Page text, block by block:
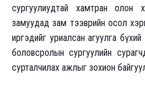
сургуулиудтай хамтран олон
замуудад зам тээврийн осол
иргэдийг уриалсан агуулга
боловсролын сургуулийн
сурталчилах ажлыг зохион